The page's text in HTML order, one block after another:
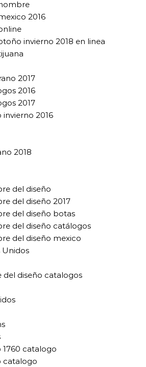
2016
invierno 2018 en linea
2017
2016
2017
2016
2018
del diseño
del diseño 2017
del diseño botas
del diseño catálogos
del diseño mexico
Unidos
diseño catalogos
catalogo
catalogo